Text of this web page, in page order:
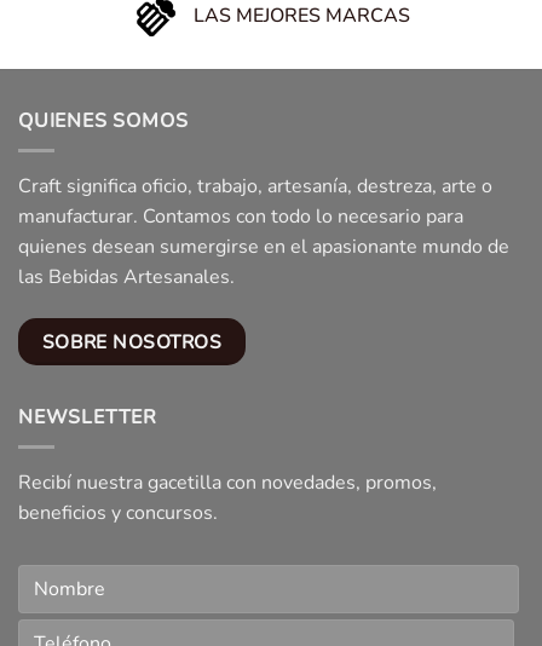
LAS MEJORES MARCAS
QUIENES SOMOS
Craft significa oficio, trabajo, artesanía, destreza, arte o
manufacturar. Contamos con todo lo necesario para
quienes desean sumergirse en el apasionante mundo de
las Bebidas Artesanales.
SOBRE NOSOTROS
NEWSLETTER
Recibí nuestra gacetilla con novedades, promos,
beneficios y concursos.